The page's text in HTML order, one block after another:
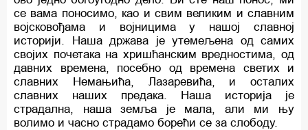
се вама поносимо, као и свим великим и славним
војсковођама и војницима у нашој славној
историји. Наша држава је утемељена од самих
својих почетака на хришћанским вредностима, од
давних времена, посебно од времена светих и
славних Немањића, Лазаревића, и осталих
славних наших предака. Наша историја је
страдална, наша земља је мала, али ми њу
волимо и часно страдамо борећи се за слободу.